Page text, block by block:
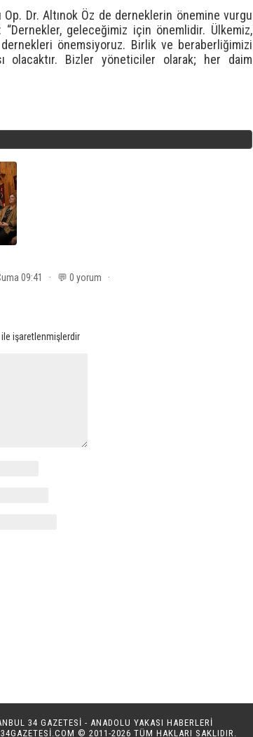
Dr. Altınok Öz de derneklerin önemine vurgu
“Dernekler, geleceğimiz için önemlidir. Ülkemiz,
önemsiyoruz. Birlik ve beraberliğimizi
olacaktır. Bizler yöneticiler olarak; her daim
09:41 · 💬 0 yorum ·
ile işaretlenmişlerdir
34 GAZETESİ - ANADOLU YAKASI HABERLERİ
© 2011-2026 TÜM HAKLARI SAKLIDIR.